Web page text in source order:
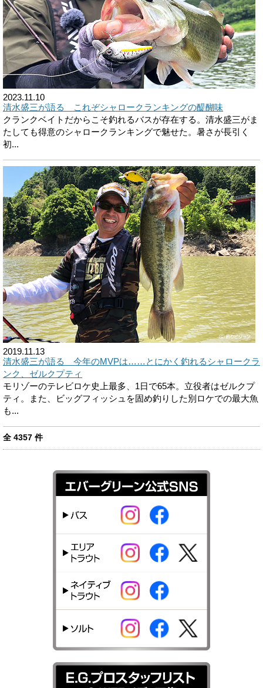
2023.11.10
清水盛三が語る これぞシャロークランキングの醍醐味
クランクベイトだからこそ釣れるバスが存在する。清水盛三がま
たしても得意のシャロークランキングで魅せた。暑さが長引く
初...
2019.11.13
清水盛三が語る 今年のMVPは……とにかく釣れるシャロークラ
ンク、ゼルクプティ
モリゾーのテレビロケ史上最多、1日で65本。立役者はゼルクプ
ティ。また、ビッグフィッシュを固め釣りした別ロケでの最大魚
も...
全 4357 件